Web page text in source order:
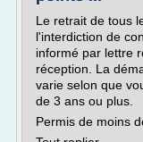
Le retrait de tous
l'interdiction de
informé par lettre
réception. La
varie selon que
de 3 ans ou plus.
Permis de moins